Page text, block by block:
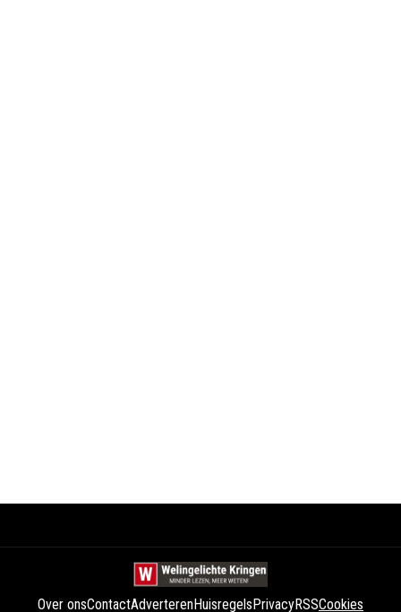
Over onsContactAdverterenHuisregelsPrivacyRSSCookies